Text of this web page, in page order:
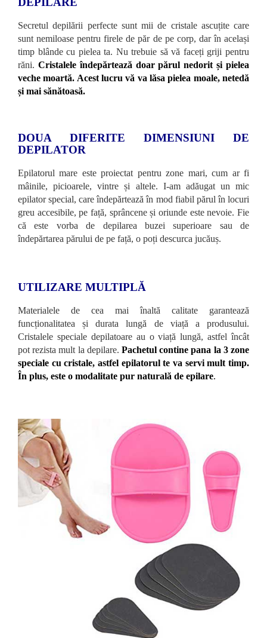
Secretul depilării perfecte sunt mii de cristale ascuțite care
sunt nemiloase pentru firele de păr de pe corp, dar în același
timp blânde cu pielea ta. Nu trebuie să vă faceți griji pentru
răni. Cristalele îndepărtează doar părul nedorit și pielea
veche moartă. Acest lucru vă va lăsa pielea moale, netedă
și mai sănătoasă.
DOUA DIFERITE DIMENSIUNI DE
DEPILATOR
Epilatorul mare este proiectat pentru zone mari, cum ar fi
mâinile, picioarele, vintre și altele. I-am adăugat un mic
epilator special, care îndepărtează în mod fiabil părul în locuri
greu accesibile, pe față, sprâncene și oriunde este nevoie. Fie
că este vorba de depilarea buzei superioare sau de
îndepărtarea părului de pe față, o poți descurca jucăuș.
UTILIZARE MULTIPLĂ
Materialele de cea mai înaltă calitate garantează
funcționalitatea și durata lungă de viață a produsului.
Cristalele speciale depilatoare au o viață lungă, astfel încât
pot rezista mult la depilare. Pachetul contine pana la 3 zone
speciale cu cristale, astfel epilatorul te va servi mult timp.
În plus, este o modalitate pur naturală de epilare.